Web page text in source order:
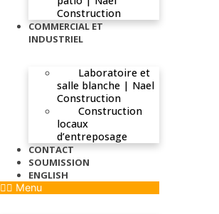
Construction
COMMERCIAL ET
INDUSTRIEL
Laboratoire et
salle blanche | Nael
Construction
Construction
locaux
d’entreposage
CONTACT
SOUMISSION
ENGLISH
Menu